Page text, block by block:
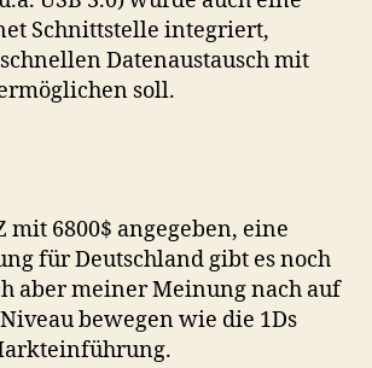
Schnittstelle integriert,
Datenaustausch mit
soll.
mit 6800$ angegeben, eine
für Deutschland gibt es noch
aber meiner Meinung nach auf
bewegen wie die 1Ds